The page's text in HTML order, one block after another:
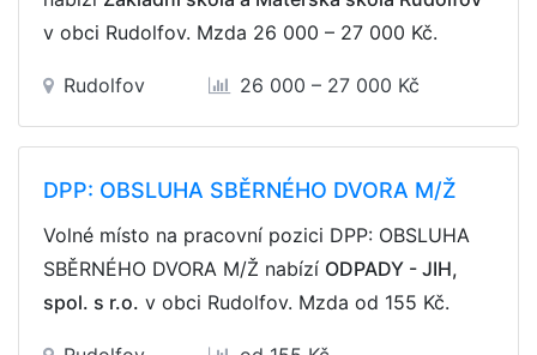
v obci Rudolfov. Mzda 26 000 – 27 000 Kč.
Rudolfov 26 000 – 27 000 Kč
DPP: OBSLUHA SBĚRNÉHO DVORA M/Ž
Volné místo na pracovní pozici DPP: OBSLUHA
SBĚRNÉHO DVORA M/Ž nabízí ODPADY - JIH,
spol. s r.o. v obci Rudolfov. Mzda od 155 Kč.